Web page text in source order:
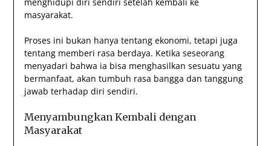
masyarakat.
Proses ini bukan hanya tentang ekonomi, tetapi juga
tentang memberi rasa berdaya. Ketika seseorang
menyadari bahwa ia bisa menghasilkan sesuatu yang
bermanfaat, akan tumbuh rasa bangga dan tanggung
jawab terhadap diri sendiri.
Menyambungkan Kembali dengan
Masyarakat